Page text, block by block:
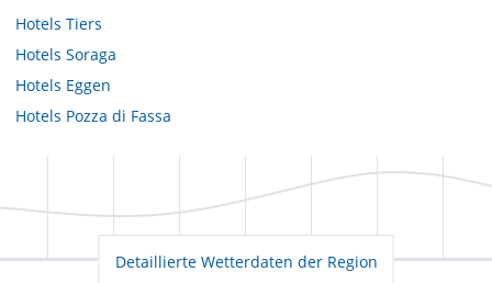
Hotels Tiers
Hotels Soraga
Hotels Eggen
Hotels Pozza di Fassa
Detaillierte Wetterdaten der Region